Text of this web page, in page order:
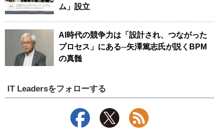
ム」設立
AI時代の競争力は「設計され、つながった
プロセス」にある─矢澤篤志氏が説くBPM
の真髄
IT Leadersをフォローする